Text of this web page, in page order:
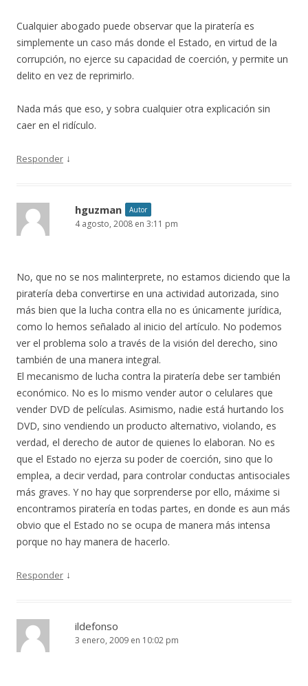
Cualquier abogado puede observar que la piratería es
simplemente un caso más donde el Estado, en virtud de la
corrupción, no ejerce su capacidad de coerción, y permite un
delito en vez de reprimirlo.
Nada más que eso, y sobra cualquier otra explicación sin
caer en el ridículo.
Responder ↓
hguzman Autor
4 agosto, 2008 en 3:11 pm
No, que no se nos malinterprete, no estamos diciendo que la
piratería deba convertirse en una actividad autorizada, sino
más bien que la lucha contra ella no es únicamente jurídica,
como lo hemos señalado al inicio del artículo. No podemos
ver el problema solo a través de la visión del derecho, sino
también de una manera integral.
El mecanismo de lucha contra la piratería debe ser también
económico. No es lo mismo vender autor o celulares que
vender DVD de películas. Asimismo, nadie está hurtando los
DVD, sino vendiendo un producto alternativo, violando, es
verdad, el derecho de autor de quienes lo elaboran. No es
que el Estado no ejerza su poder de coerción, sino que lo
emplea, a decir verdad, para controlar conductas antisociales
más graves. Y no hay que sorprenderse por ello, máxime si
encontramos piratería en todas partes, en donde es aun más
obvio que el Estado no se ocupa de manera más intensa
porque no hay manera de hacerlo.
Responder ↓
ildefonso
3 enero, 2009 en 10:02 pm